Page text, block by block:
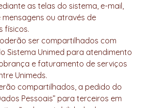
as telas do sistema, e-mail,
mensagens ou através de
físicos.
ser compartilhados com
Sistema Unimed para atendimento
e faturamento de serviços
Unimeds.
compartilhados, a pedido do
Pessoais” para terceiros em